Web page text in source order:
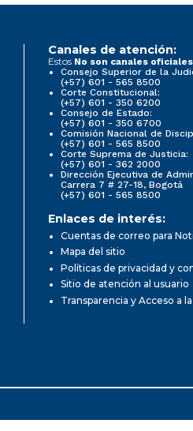
Canales de atención:
Estos No son canales oficiales
Consejo Superior de la
(+57) 601 - 565 8500
Corte Constitucional:
(+57) 601 - 350 6200
Consejo de Estado:
(+57) 601 - 350 6700
Comisión Nacional de
(+57) 601 - 565 8500
Corte Suprema de Justicia:
(+57) 601 - 362 2000
Dirección Ejecutiva de
Carrera 7 # 27-18, Bogotá
(+57) 601 - 565 8500
Enlaces de interés:
Cuentas de correo para
Mapa del sitio
Políticas de privacidad y
Sitio de atención al usuario
Transparencia y Acceso a